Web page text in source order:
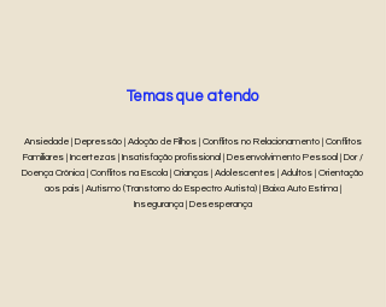
Ansiedade | Depressão | Adoção de Filhos | Conflitos no Relacionamento | Conflitos
Familiares | Incertezas | Insatisfação profissional | Desenvolvimento Pessoal | Dor /
Doença Crônica | Conflitos na Escola | Crianças | Adolescentes | Adultos | Orientação
aos pais | Autismo (Transtorno do Espectro Autista) | Baixa Auto Estima |
Insegurança | Desesperança
Temas que atendo